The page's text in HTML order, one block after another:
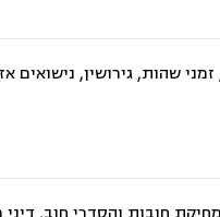
שהות, גירושין, נישואים